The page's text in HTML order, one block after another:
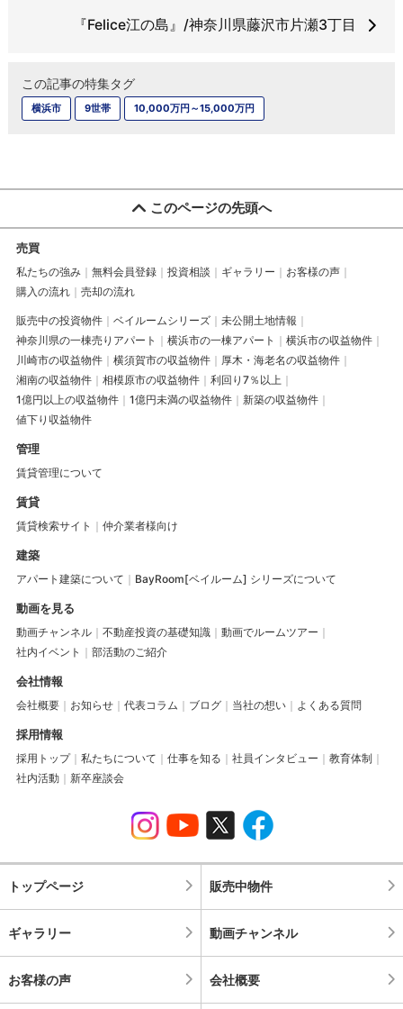
『Felice江の島』/神奈川県藤沢市⽚瀬3丁⽬
この記事の特集タグ
横浜市 9世帯 10,000万円～15,000万円
このページの先頭へ
売買
私たちの強み 無料会員登録 投資相談 ギャラリー
お客様の声
購入の流れ
売却の流れ
販売中の投資物件 ベイルームシリーズ
未公開土地情報
神奈川県の一棟売りアパート
横浜市の一棟アパート
横浜市の収益物件
川崎市の収益物件
横須賀市の収益物件
厚木・海老名の収益物件
湘南の収益物件
相模原市の収益物件
利回り7％以上
1億円以上の収益物件
1億円未満の収益物件
新築の収益物件
値下り収益物件
管理
賃貸管理について
賃貸
賃貸検索サイト 仲介業者様向け
建築
アパート建築について BayRoom[ベイルーム] シリーズについて
動画を見る
動画チャンネル 不動産投資の基礎知識
動画でルームツアー
社内イベント
部活動のご紹介
会社情報
会社概要 お知らせ 代表コラム ブログ 当社の想い よくある質問
採用情報
採用トップ 私たちについて 仕事を知る 社員インタビュー
教育体制
社内活動
新卒座談会
トップページ 販売中物件
ギャラリー 動画チャンネル
お客様の声 会社概要